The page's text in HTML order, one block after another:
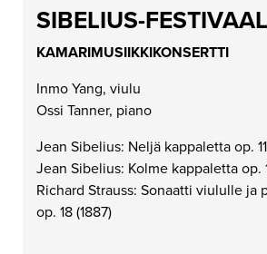
SIBELIUS-
KAMARIMUSIIKKIKONSERTTI
Inmo Yang, viulu
Ossi Tanner, piano
Jean Sibelius: Neljä kappaletta op.
Jean Sibelius: Kolme kappaletta op.
Richard Strauss: Sonaatti viululle ja
op. 18(1887)